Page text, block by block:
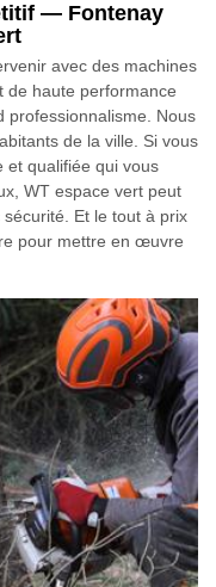
— Fontenay
avec des machines
de haute performance
professionnalisme. Nous
de la ville. Si vous
et qualifiée qui vous
WT espace vert peut
Et le tout à prix
pour mettre en œuvre